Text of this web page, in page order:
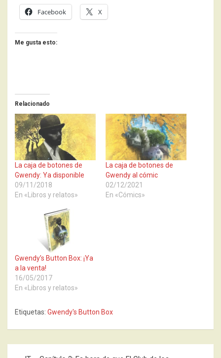
Facebook X
Me gusta esto:
Relacionado
La caja de botones de
Gwendy: Ya disponible
09/11/2018
En «Libros y relatos»
La caja de botones de
Gwendy al cómic
02/12/2021
En «Cómics»
Gwendy’s Button Box: ¡Ya
a la venta!
16/05/2017
En «Libros y relatos»
Etiquetas: Gwendy's Button Box